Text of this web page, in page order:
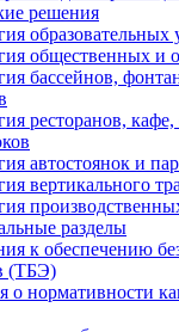
решения
образовательных
общественных и
бассейнов,
ресторанов, кафе,
автостоянок и
вертикального
разделы
к обеспечению
(ТБЭ)
о нормативности